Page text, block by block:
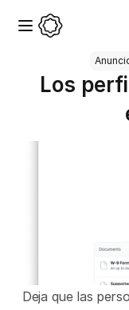
Los
Deja que las